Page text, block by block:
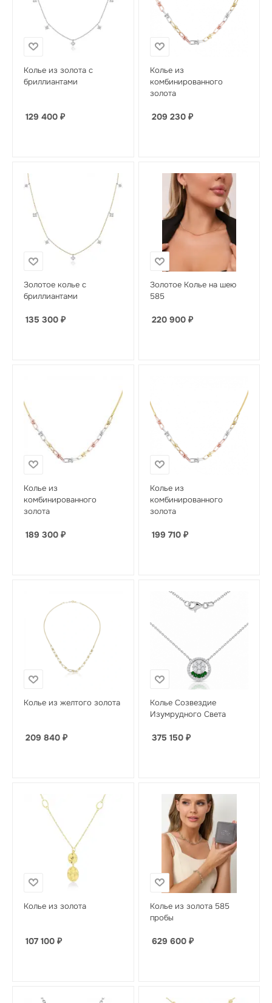
Колье из золота с
бриллиантами
129 400 ₽
Колье из
комбинированного
золота
209 230₽
Золотое колье с
бриллиантами
135 300 ₽
Золотое Колье на шею
585
220 900₽
Колье из
комбинированного
золота
189 300 ₽
Колье из
комбинированного
золота
199 710₽
Колье из желтого золота
209 840 ₽
Колье Созвездие
Изумрудного Света
375 150₽
Колье из золота
107 100 ₽
Колье из золота 585
пробы
629 600₽